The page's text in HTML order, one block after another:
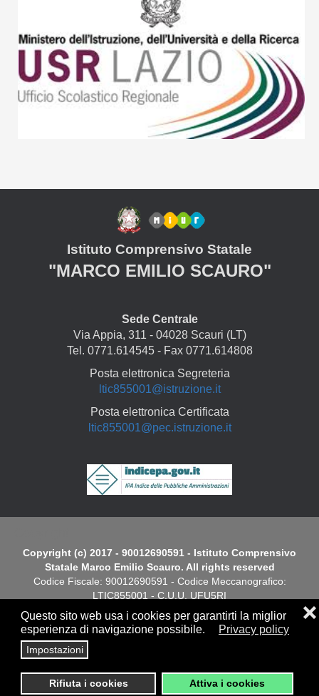
Questo sito web usa i cookies per garantirti la miglior
esperienza di navigazione possibile.
Privacy policy
Impostazioni
Rifiuta i cookies Attiva i cookies
❌
Istituto Comprensivo Statale
"MARCO EMILIO SCAURO"
Sede Centrale
Via Appia, 311 - 04028 Scauri (LT)
Tel. 0771.614545 - Fax 0771.614808
Posta elettronica Segreteria
ltic855001@istruzione.it
Posta elettronica Certificata
ltic855001@pec.istruzione.it
Copyright (c) 2017 - 90012690591 - Istituto Comprensivo
Statale Marco Emilio Scauro. All rights reserved
Codice Fiscale: 90012690591 - Codice Meccanografico:
LTIC855001 - C.U.U. UFU5RI
Dichiarazione di Accessibilità
Reader